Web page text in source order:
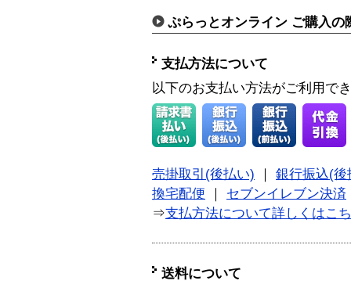
ぷらっとオンライン ご購入の
支払方法について
以下のお支払い方法がご利用で
売掛取引(後払い)
銀行振込(後
換宅配便
セブンイレブン決済
⇒支払方法について詳しくはこ
送料について